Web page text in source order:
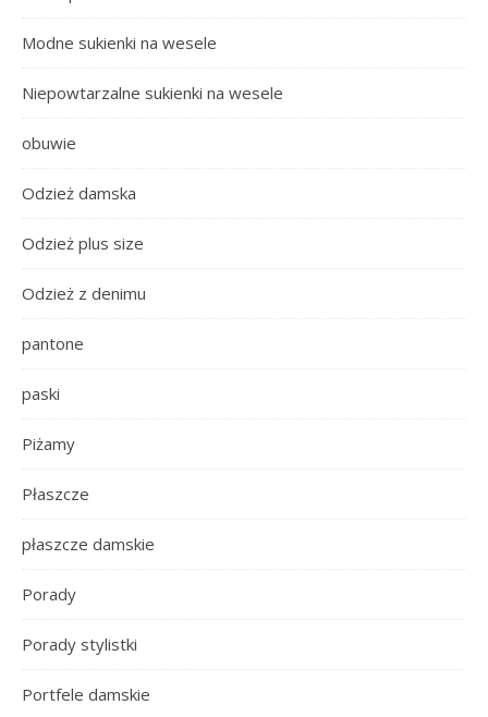
Modne sukienki na wesele
Niepowtarzalne sukienki na wesele
obuwie
Odzież damska
Odzież plus size
Odzież z denimu
pantone
paski
Piżamy
Płaszcze
płaszcze damskie
Porady
Porady stylistki
Portfele damskie